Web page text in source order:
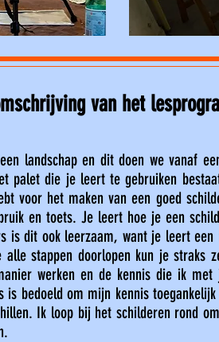
van het
landschap en dit doen we vanaf
palet die je leert te gebruiken
voor het maken van een goed
en toets. Je leert hoe je een
is dit ook leerzaam, want je leert
stappen doorlopen kun je straks
werken en de kennis die ik
is bedoeld om mijn kennis
Ik loop bij het schilderen rond